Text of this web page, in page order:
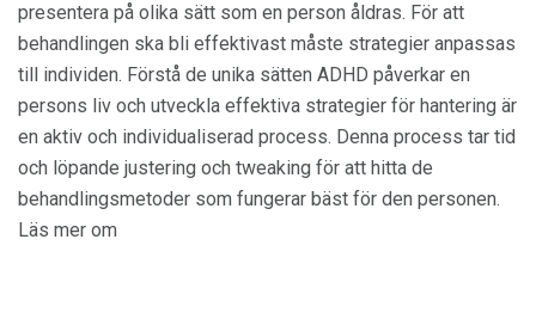
presentera på olika sätt som en person åldras. För att
behandlingen ska bli effektivast måste strategier anpassas
till individen. Förstå de unika sätten ADHD påverkar en
persons liv och utveckla effektiva strategier för hantering är
en aktiv och individualiserad process. Denna process tar tid
och löpande justering och tweaking för att hitta de
behandlingsmetoder som fungerar bäst för den personen.
Läs mer om